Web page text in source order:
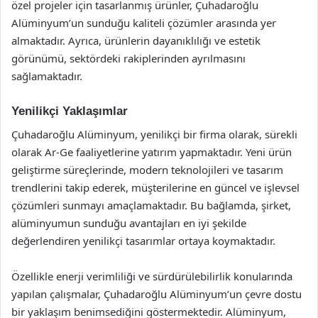
özel projeler için tasarlanmış ürünler, Çuhadaroğlu
Alüminyum’un sunduğu kaliteli çözümler arasında yer
almaktadır. Ayrıca, ürünlerin dayanıklılığı ve estetik
görünümü, sektördeki rakiplerinden ayrılmasını
sağlamaktadır.
Yenilikçi Yaklaşımlar
Çuhadaroğlu Alüminyum, yenilikçi bir firma olarak, sürekli
olarak Ar-Ge faaliyetlerine yatırım yapmaktadır. Yeni ürün
geliştirme süreçlerinde, modern teknolojileri ve tasarım
trendlerini takip ederek, müşterilerine en güncel ve işlevsel
çözümleri sunmayı amaçlamaktadır. Bu bağlamda, şirket,
alüminyumun sunduğu avantajları en iyi şekilde
değerlendiren yenilikçi tasarımlar ortaya koymaktadır.
Özellikle enerji verimliliği ve sürdürülebilirlik konularında
yapılan çalışmalar, Çuhadaroğlu Alüminyum’un çevre dostu
bir yaklaşım benimsediğini göstermektedir. Alüminyum,